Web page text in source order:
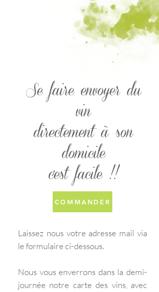
Se faire envoyer du
vin
directement à son
domicile
c'est facile !!
COMMANDER
Laissez nous votre adresse mail via
le formulaire ci-dessous.
Nous vous enverrons dans la demi-
journée notre carte des vins, avec